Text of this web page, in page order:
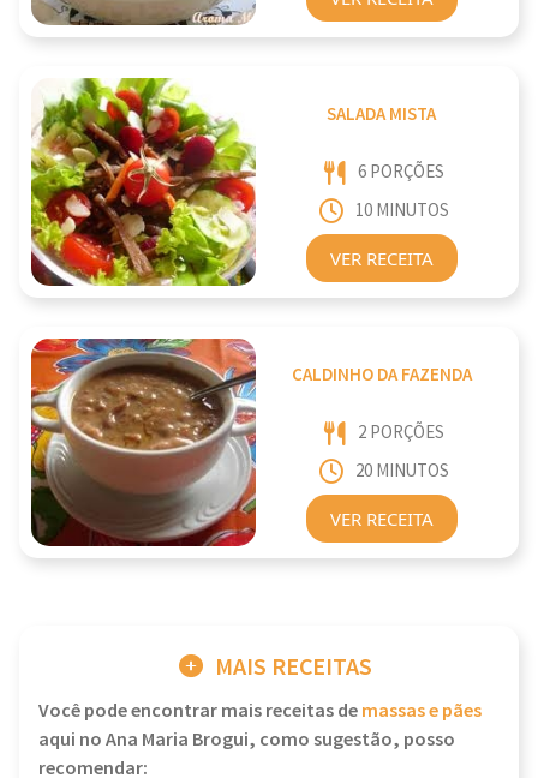
SALADA MISTA
6 PORÇÕES
10 MINUTOS
VER RECEITA
CALDINHO DA FAZENDA
2 PORÇÕES
20 MINUTOS
VER RECEITA
MAIS RECEITAS
Você pode encontrar mais receitas demassas e pães
aqui no Ana Maria Brogui, como sugestão, posso
recomendar: